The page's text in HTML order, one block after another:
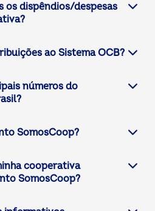
os dispêndios/despesas
ao Sistema OCB?
números do
SomosCoop?
cooperativa
SomosCoop?